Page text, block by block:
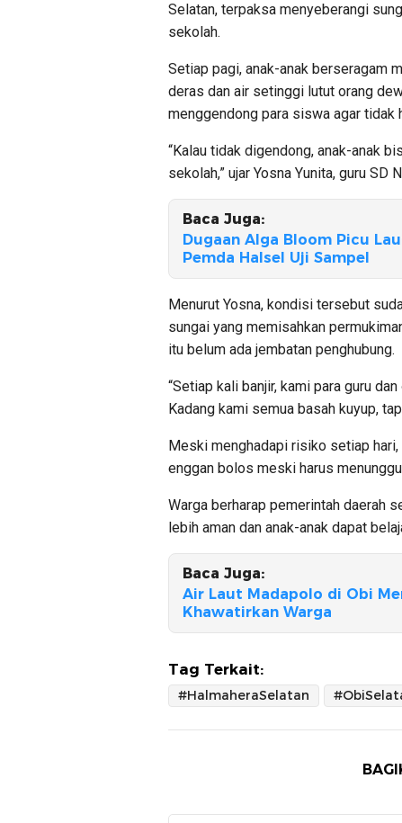
Selatan, terpaksa menyeberangi
sekolah.
Setiap pagi, anak-anak berseragam
deras dan air setinggi lutut orang
menggendong para siswa agar tidak
“Kalau tidak digendong, anak-anak
sekolah,” ujar Yosna Yunita, guru
Baca Juga:
Dugaan Alga Bloom Picu
Pemda Halsel Uji Sampel
Menurut Yosna, kondisi tersebut
sungai yang memisahkan
itu belum ada jembatan penghubung.
“Setiap kali banjir, kami para guru
Kadang kami semua basah kuyup,
Meski menghadapi risiko setiap
enggan bolos meski harus
Warga berharap pemerintah daerah
lebih aman dan anak-anak dapat
Baca Juga:
Air Laut Madapolo di Obi
Khawatirkan Warga
Tag Terkait:
#HalmaheraSelatan